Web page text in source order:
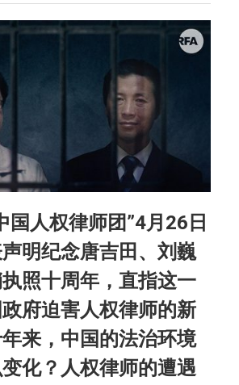
国人权律师团”4月26日
明纪念唐吉田、刘巍
照十周年，直指这一
府迫害人权律师的新
来，中国的法治环境
化？人权律师的遭遇